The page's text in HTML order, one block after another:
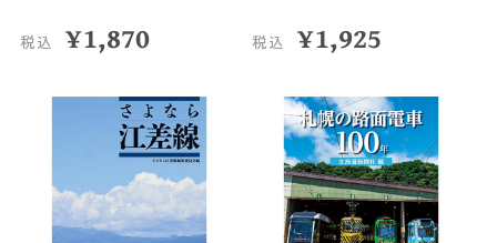
税込 ¥1,870 税込 ¥1,925